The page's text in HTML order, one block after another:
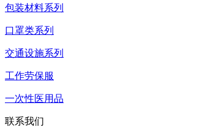
包装材料系列
口罩类系列
交通设施系列
工作劳保服
一次性医用品
联系我们